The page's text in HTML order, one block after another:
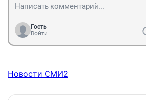
Гость
Войти
Новости СМИ2